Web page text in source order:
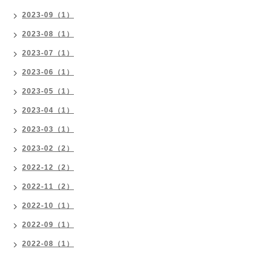
2023-09（1）
2023-08（1）
2023-07（1）
2023-06（1）
2023-05（1）
2023-04（1）
2023-03（1）
2023-02（2）
2022-12（2）
2022-11（2）
2022-10（1）
2022-09（1）
2022-08（1）